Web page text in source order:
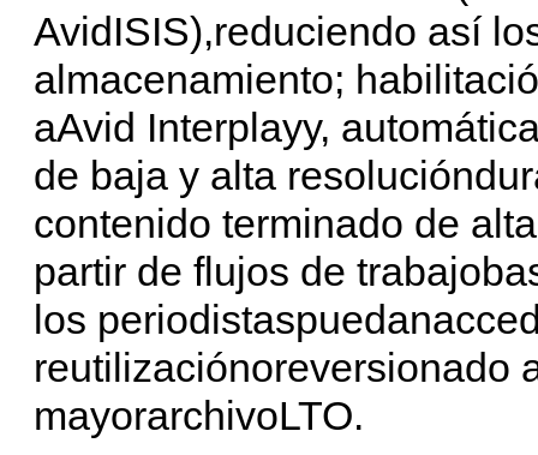
AvidISIS),reduciendo así
almacenamiento;
aAvid Interplayy,
de baja y alta
contenido terminado de
partir de flujos de
los
reutilizaciónoreversionado
mayorarchivoLTO.